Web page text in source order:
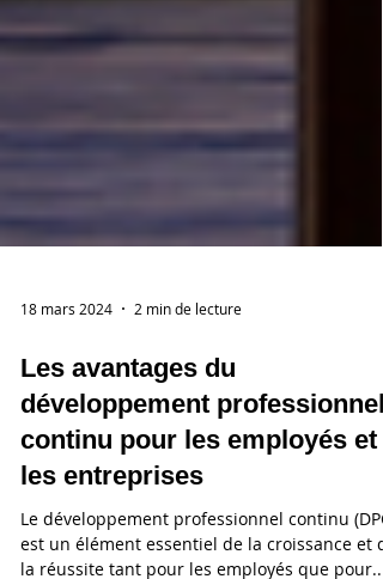
18 mars 2024 2 min de lecture
Les avantages du
développement professionnel
continu pour les employés et
les entreprises
Le développement professionnel continu